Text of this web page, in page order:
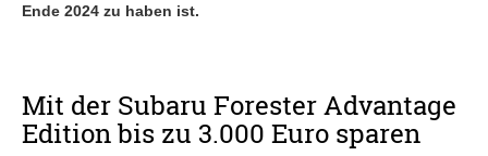
Ende 2024 zu haben ist.
Mit der Subaru Forester Advantage
Edition bis zu 3.000 Euro sparen